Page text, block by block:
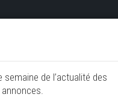
Ajouter une annonce
de l’actualité des